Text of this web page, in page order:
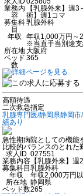
業務内
容
【乳腺外来】週
術】週1コマ
募集科
目
乳腺外科
年収
年収1,000万円～
※当直手当別途
所在地大阪府
ベッド
数
365
高額待遇
二次救急指定
乳腺専門医/静岡県静岡
績あり
急性期病院としての機能
比較的バランスのとれた
求人ID 027551
業務内容 【乳腺外来】
募集科目乳腺外科
年収
年収2,000万円
所在地 静岡県
ベッド数265